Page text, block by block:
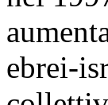
ebrei-